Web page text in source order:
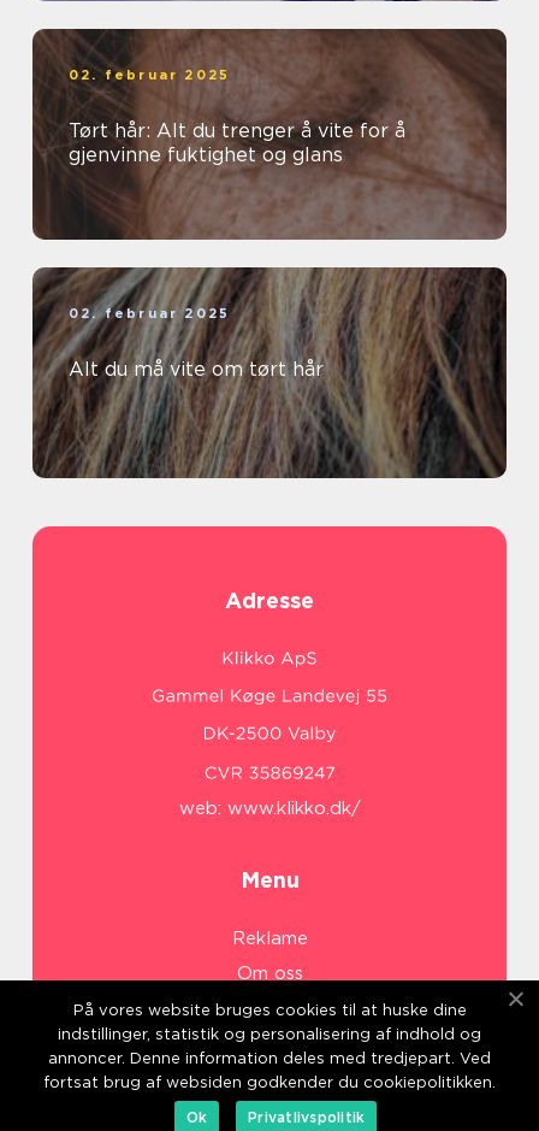
02. februar 2025
Tørt hår: Alt du trenger å vite for å
gjenvinne fuktighet og glans
02. februar 2025
Alt du må vite om tørt hår
Adresse
web: www.klikko.dk/
Menu
Reklame
Om oss
Cookies
Kontakt Oss
Sitemap
På vores website bruges cookies til at huske dine
indstillinger, statistik og personalisering af indhold og
annoncer. Denne information deles med tredjepart. Ved
fortsat brug af websiden godkender du cookiepolitikken.
Ok
Privatlivspolitik